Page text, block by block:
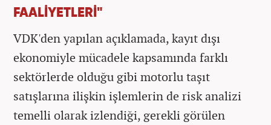
FAALİYETLERİ"
VDK'den yapılan açıklamada, kayıt dışı
ekonomiyle mücadele kapsamında farklı
sektörlerde olduğu gibi motorlu taşıt
satışlarına ilişkin işlemlerin de risk analizi
temelli olarak izlendiği, gerekli görülen